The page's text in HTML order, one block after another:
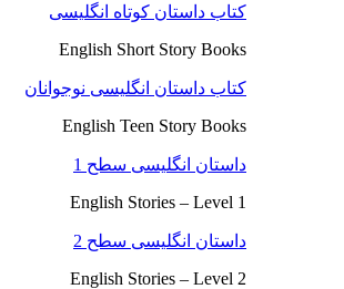
کتاب داستان کوتاه انگلیسی
English Short Story Books
کتاب داستان انگلیسی نوجوانان
English Teen Story Books
داستان انگلیسی سطح 1
English Stories – Level 1
داستان انگلیسی سطح 2
English Stories – Level 2